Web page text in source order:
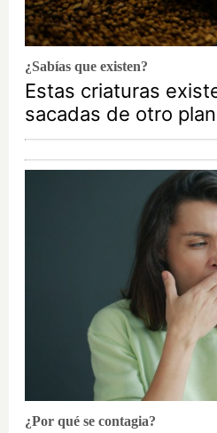
¿Sabías que existen?
Estas criaturas
sacadas de otro
¿Por qué se contagia?